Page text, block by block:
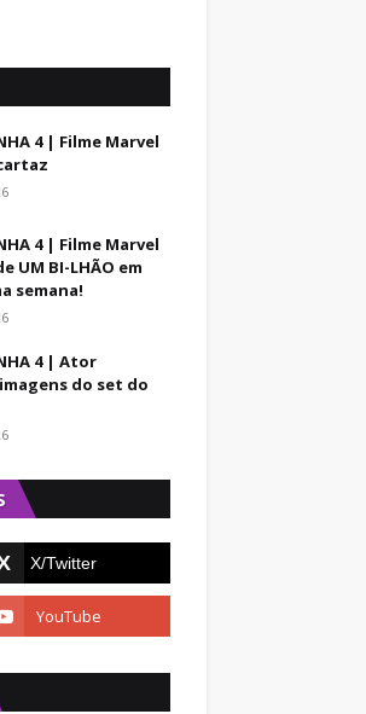
4 | Filme Marvel
4 | Filme Marvel
UM BI-LHÃO em
semana!
4 | Ator
do set do